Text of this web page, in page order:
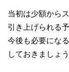
当初は少額から
引き上げられる
今後も必要にな
しておきましょう